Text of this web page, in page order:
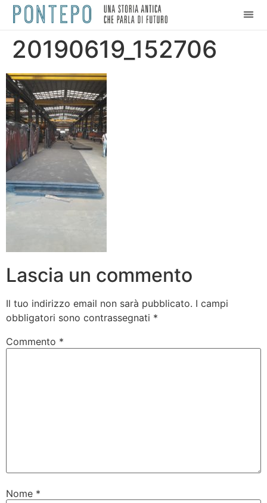
20190619_152706
Lascia un commento
Il tuo indirizzo email non sarà pubblicato. I campi
obbligatori sono contrassegnati *
Commento *
Nome *